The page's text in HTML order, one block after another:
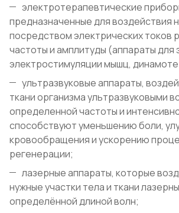
электротерапевтические
предназначенные для воздействия
посредством электрических токов
частоты и амплитуды (аппараты для
электростимуляции мышц,
ультразвуковые аппараты,
ткани организма ультразвуковыми
определенной частоты и
способствуют уменьшению боли,
кровообращения и ускорению
регенерации;
лазерные аппараты, которые
нужные участки тела и ткани
определённой длиной волн;